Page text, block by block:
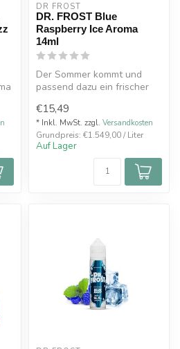
DR FROST
DR. FROST Blue
Raspberry Ice Aroma
14ml
Der Sommer kommt und
passend dazu ein frischer
und Br...
€15,49
* Inkl. MwSt. zzgl. Versandkosten
Grundpreis: €1.549,00 / Liter
Auf Lager